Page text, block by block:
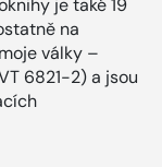
je také 19
na
války –
6821-2) a jsou